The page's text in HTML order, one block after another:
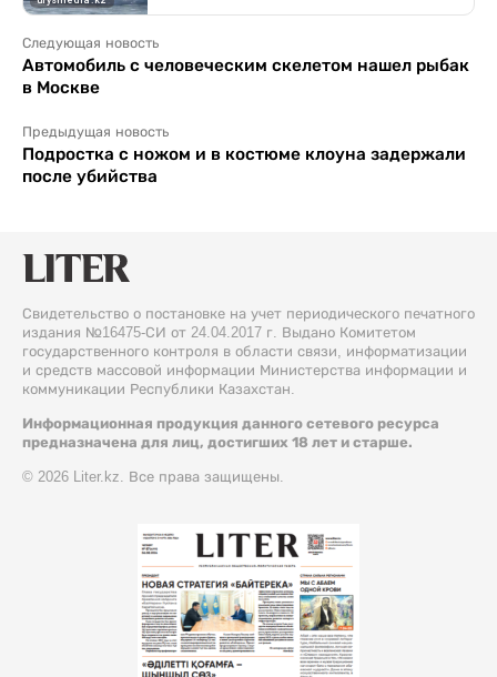
Следующая новость
Автомобиль с человеческим скелетом нашел рыбак
в Москве
Предыдущая новость
Подростка с ножом и в костюме клоуна задержали
после убийства
Свидетельство о постановке на учет периодического печатного
издания №16475-СИ от 24.04.2017 г. Выдано Комитетом
государственного контроля в области связи, информатизации
и средств массовой информации Министерства информации и
коммуникации Республики Казахстан.
Информационная продукция данного сетевого ресурса
предназначена для лиц, достигших 18 лет и старше.
© 2026 Liter.kz. Все права защищены.